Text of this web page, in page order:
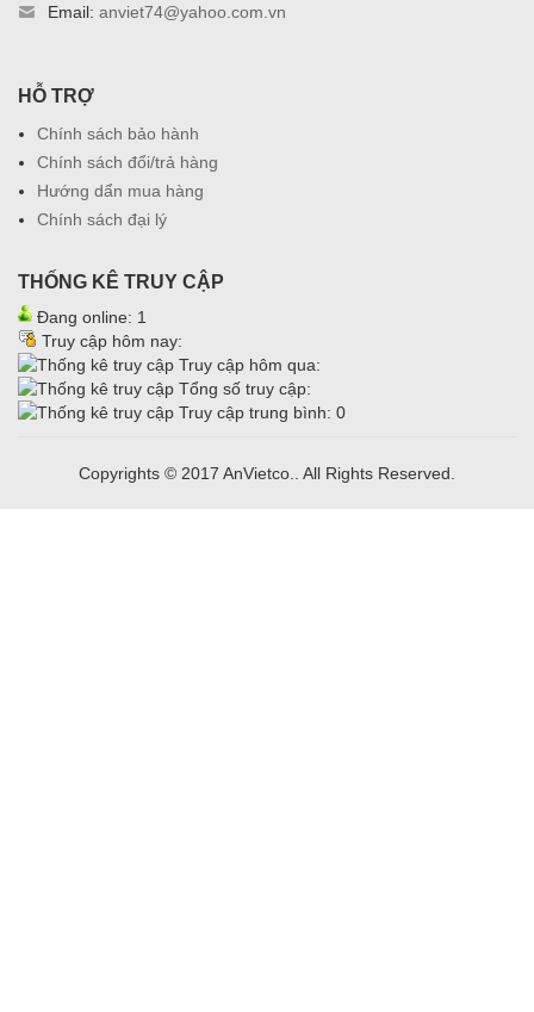
Email: anviet74@yahoo.com.vn
HỖ TRỢ
Chính sách bảo hành
Chính sách đổi/trả hàng
Hướng dẩn mua hàng
Chính sách đại lý
THỐNG KÊ TRUY CẬP
Đang online: 1
Truy cập hôm nay:
Truy cập hôm qua:
Tổng số truy cập:
Truy cập trung bình: 0
Copyrights © 2017 AnVietco.. All Rights Reserved.